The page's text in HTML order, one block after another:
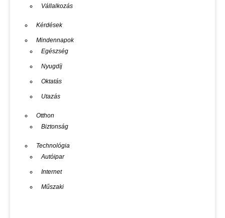
Vállalkozás
Kérdések
Mindennapok
Egészség
Nyugdíj
Oktatás
Utazás
Otthon
Biztonság
Technológia
Autóipar
Internet
Műszaki